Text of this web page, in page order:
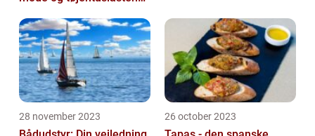
28 november 2023 26 october 2023